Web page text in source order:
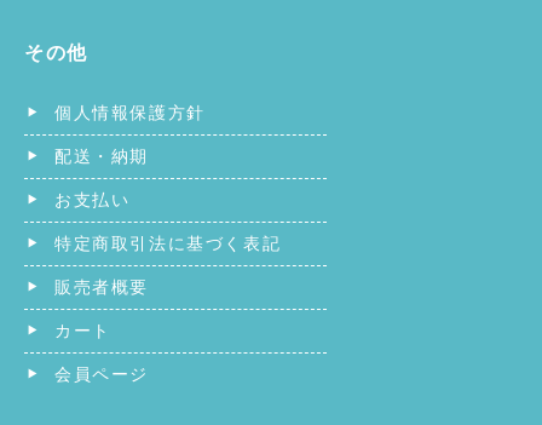
その他
個人情報保護方針
配送・納期
お支払い
特定商取引法に基づく表記
販売者概要
カート
会員ページ